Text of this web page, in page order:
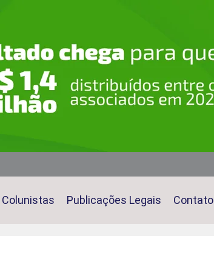
Colunistas Publicações Legais Contato